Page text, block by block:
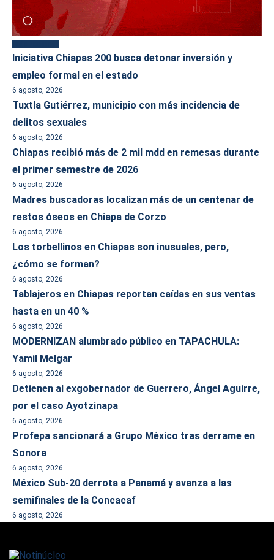
Iniciativa Chiapas 200 busca detonar inversión y
empleo formal en el estado
6 agosto, 2026
Tuxtla Gutiérrez, municipio con más incidencia de
delitos sexuales
6 agosto, 2026
Chiapas recibió más de 2 mil mdd en remesas durante
el primer semestre de 2026
6 agosto, 2026
Madres buscadoras localizan más de un centenar de
restos óseos en Chiapa de Corzo
6 agosto, 2026
Los torbellinos en Chiapas son inusuales, pero,
¿cómo se forman?
6 agosto, 2026
Tablajeros en Chiapas reportan caídas en sus ventas
hasta en un 40 %
6 agosto, 2026
MODERNIZAN alumbrado público en TAPACHULA:
Yamil Melgar
6 agosto, 2026
Detienen al exgobernador de Guerrero, Ángel Aguirre,
por el caso Ayotzinapa
6 agosto, 2026
Profepa sancionará a Grupo México tras derrame en
Sonora
6 agosto, 2026
México Sub-20 derrota a Panamá y avanza a las
semifinales de la Concacaf
6 agosto, 2026